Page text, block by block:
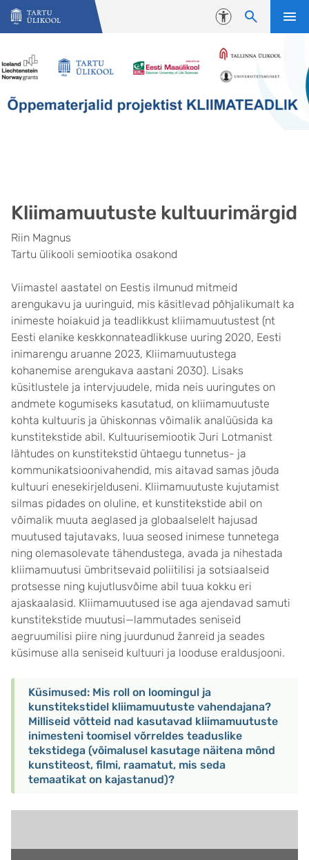
Liigu edasi põhisisu juurde
Juurdepääsetavus
Kliimamuutuste kultuurimärgid
Riin Magnus
Tartu ülikooli semiootika osakond
Viimastel aastatel on Eestis ilmunud mitmeid
arengukavu ja uuringuid, mis käsitlevad põhjalikumalt ka
inimeste hoiakuid ja teadlikkust kliimamuutustest (nt
Eesti elanike keskkonnateadlikkuse uuring 2020, Eesti
inimarengu aruanne 2023, Kliimamuutustega
kohanemise arengukava aastani 2030). Lisaks
küsitlustele ja intervjuudele, mida neis uuringutes on
andmete kogumiseks kasutatud, on kliimamuutuste
kohta kultuuris ja ühiskonnas võimalik analüüsida ka
kunstitekstide abil. Kultuurisemiootik Juri Lotmanist
lähtudes on kunstitekstid ühtaegu tunnetus- ja
kommunikatsioonivahendid, mis aitavad samas jõuda
kultuuri enesekirjelduseni. Kliimamuutuste kujutamist
silmas pidades on oluline, et kunstitekstide abil on
võimalik muuta aeglased ja globaalselelt hajusad
muutused tajutavaks, luua seosed inimese tunnetega
ning olemasolevate tähendustega, avada ja nihestada
kliimamuutusi ümbritsevaid poliitilisi ja sotsiaalseid
protsesse ning kujutlusvõime abil tuua kokku eri
ajaskaalasid. Kliimamuutused ise aga ajendavad samuti
kunstitekstide muutusi—lammutades seniseid
aegruumilisi piire ning juurdunud žanreid ja seades
küsimuse alla seniseid kultuuri ja looduse eraldusjooni.
Küsimused: Mis roll on loomingul ja
kunstitekstidel kliimamuutuste vahendajana?
Milliseid võtteid nad kasutavad kliimamuutuste
inimesteni toomisel võrreldes teaduslike
tekstidega (võimalusel kasutage näitena mõnd
kunstiteost, filmi, raamatut, mis seda
temaatikat on kajastanud)?